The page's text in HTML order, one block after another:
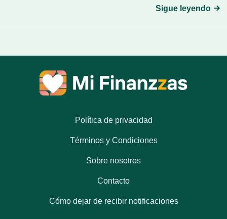
Sigue leyendo
Política de privacidad
Términos y Condiciones
Sobre nosotros
Contacto
Cómo dejar de recibir notificaciones